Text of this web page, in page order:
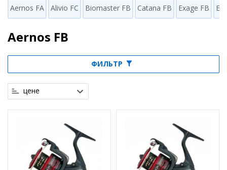
Aernos FA Alivio FC Biomaster FB Catana FB Exage FB
Aernos FB
ФИЛЬТР
цене